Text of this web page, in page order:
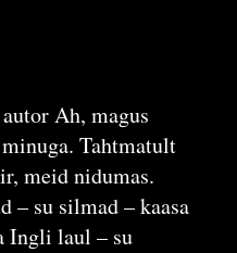
Ah, magus
Tahtmatult
meid nidumas.
– su silmad – kaasa
Ingli laul – su